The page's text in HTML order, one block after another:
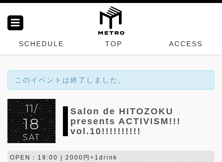
SCHEDULE TOP ACCESS
このイベントは終了しました。
11/
18
SAT
Salon de HITOZOKU
presents ACTIVISM!!!
vol.10!!!!!!!!!!
OPEN：19:00 | 2000円+1drink